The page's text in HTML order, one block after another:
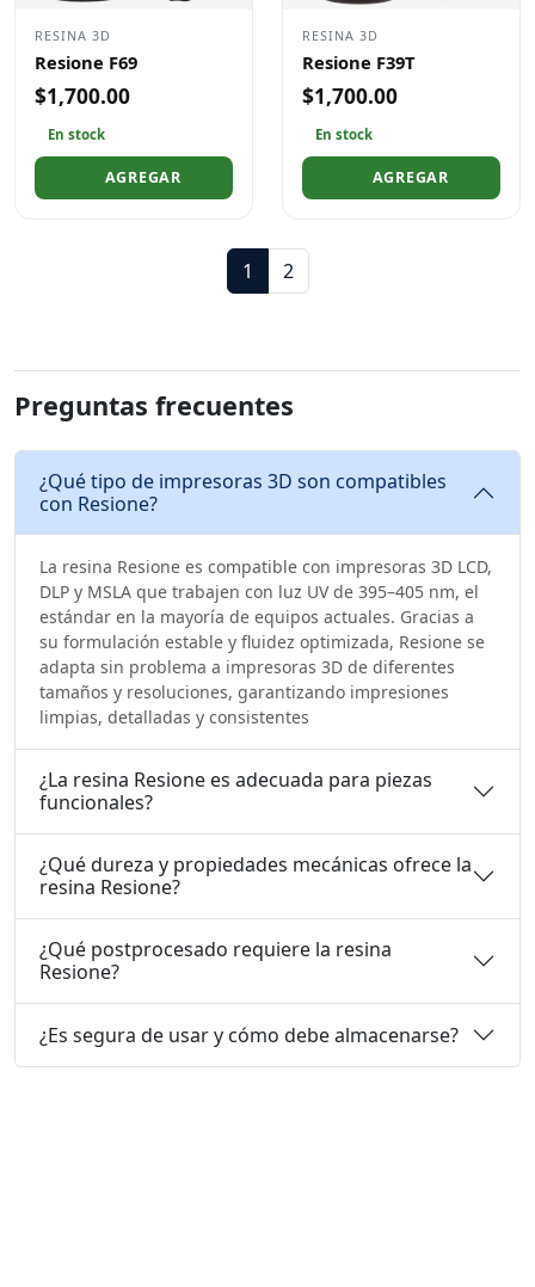
RESINA 3D
Resione F69
$1,700.00
En stock
AGREGAR
RESINA 3D
Resione F39T
$1,700.00
En stock
AGREGAR
1 2
Preguntas frecuentes
¿Qué tipo de impresoras 3D son compatibles
con Resione?
La resina Resione es compatible con impresoras 3D LCD,
DLP y MSLA que trabajen con luz UV de 395–405 nm, el
estándar en la mayoría de equipos actuales. Gracias a
su formulación estable y fluidez optimizada, Resione se
adapta sin problema a impresoras 3D de diferentes
tamaños y resoluciones, garantizando impresiones
limpias, detalladas y consistentes
¿La resina Resione es adecuada para piezas
funcionales?
¿Qué dureza y propiedades mecánicas ofrece la
resina Resione?
¿Qué postprocesado requiere la resina
Resione?
¿Es segura de usar y cómo debe almacenarse?